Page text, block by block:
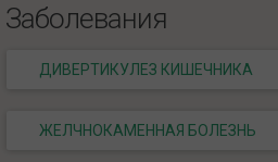
Заболевания
ДИВЕРТИКУЛЕЗ КИШЕЧНИКА
ЖЕЛЧНОКАМЕННАЯ БОЛЕЗНЬ